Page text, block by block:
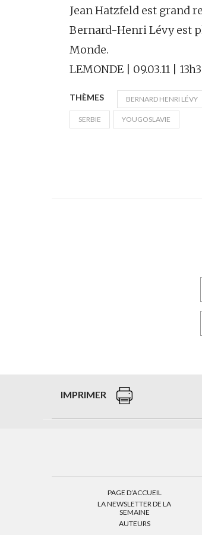
Jean Hatzfeld est grand
Bernard-Henri Lévy est
Monde.
LEMONDE | 09.03.11 |
THÈMES BERNARD HENRI LÉVY
SERBIE YOUGOSLAVIE
IMPRIMER
PAGE D’ACCUEIL
LA NEWSLETTER DE LA
SEMAINE
AUTEURS